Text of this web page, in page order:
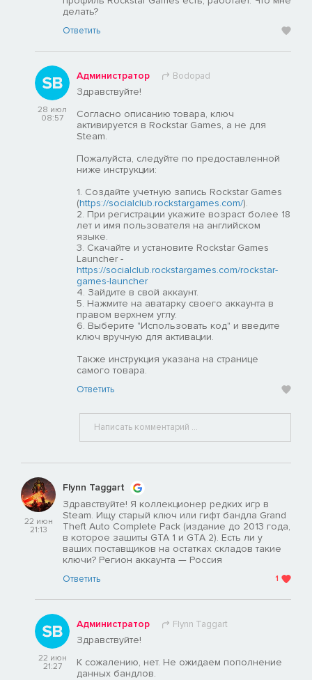
делать?
Ответить
28 июл
08:57
Администратор Bodopad
Здравствуйте!
Согласно описанию товара, ключ
активируется в Rockstar Games, а не для
Steam.
Пожалуйста, следуйте по предоставленной
ниже инструкции:
1. Создайте учетную запись Rockstar Games
(https://socialclub.rockstargames.com/).
2. При регистрации укажите возраст более 18
лет и имя пользователя на английском
языке.
3. Скачайте и установите Rockstar Games
Launcher -
https://socialclub.rockstargames.com/rockstar-
games-launcher
4. Зайдите в свой аккаунт.
5. Нажмите на аватарку своего аккаунта в
правом верхнем углу.
6. Выберите "Использовать код" и введите
ключ вручную для активации.
Также инструкция указана на странице
самого товара.
Ответить
22 июн
21:13
Flynn Taggart
Здравствуйте! Я коллекционер редких игр в
Steam. Ищу старый ключ или гифт бандла Grand
Theft Auto Complete Pack (издание до 2013 года,
в которое зашиты GTA 1 и GTA 2). Есть ли у
ваших поставщиков на остатках складов такие
ключи? Регион аккаунта — Россия
Ответить 1
22 июн
21:27
Администратор Flynn Taggart
Здравствуйте!
К сожалению, нет. Не ожидаем пополнение
данных бандлов.